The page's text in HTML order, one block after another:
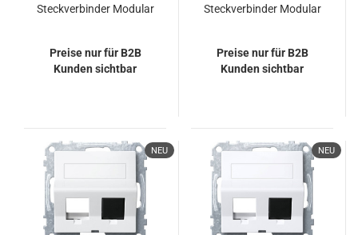
Steckverbinder Modular
Preise nur für B2B
Kunden sichtbar
Steckverbinder Modular
Preise nur für B2B
Kunden sichtbar
NEU NEU